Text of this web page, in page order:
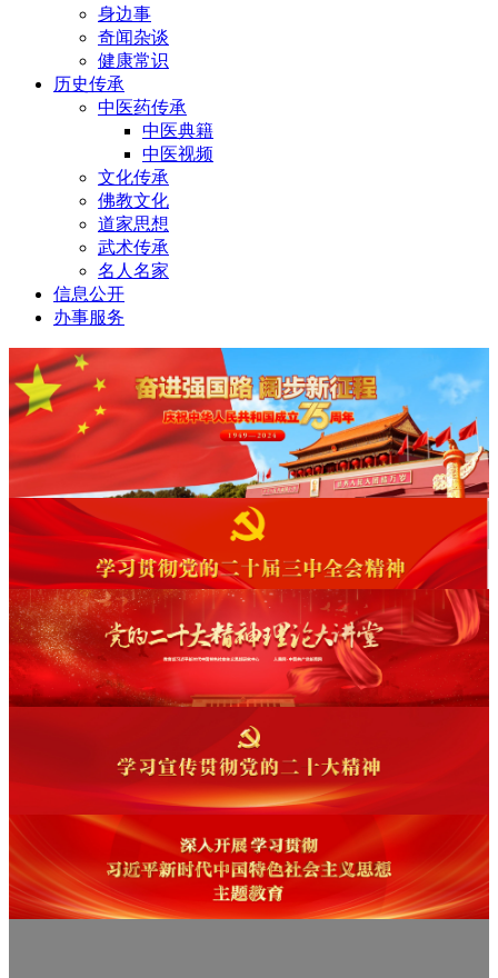
身边事
奇闻杂谈
健康常识
历史传承
中医药传承
中医典籍
中医视频
文化传承
佛教文化
道家思想
武术传承
名人名家
信息公开
办事服务